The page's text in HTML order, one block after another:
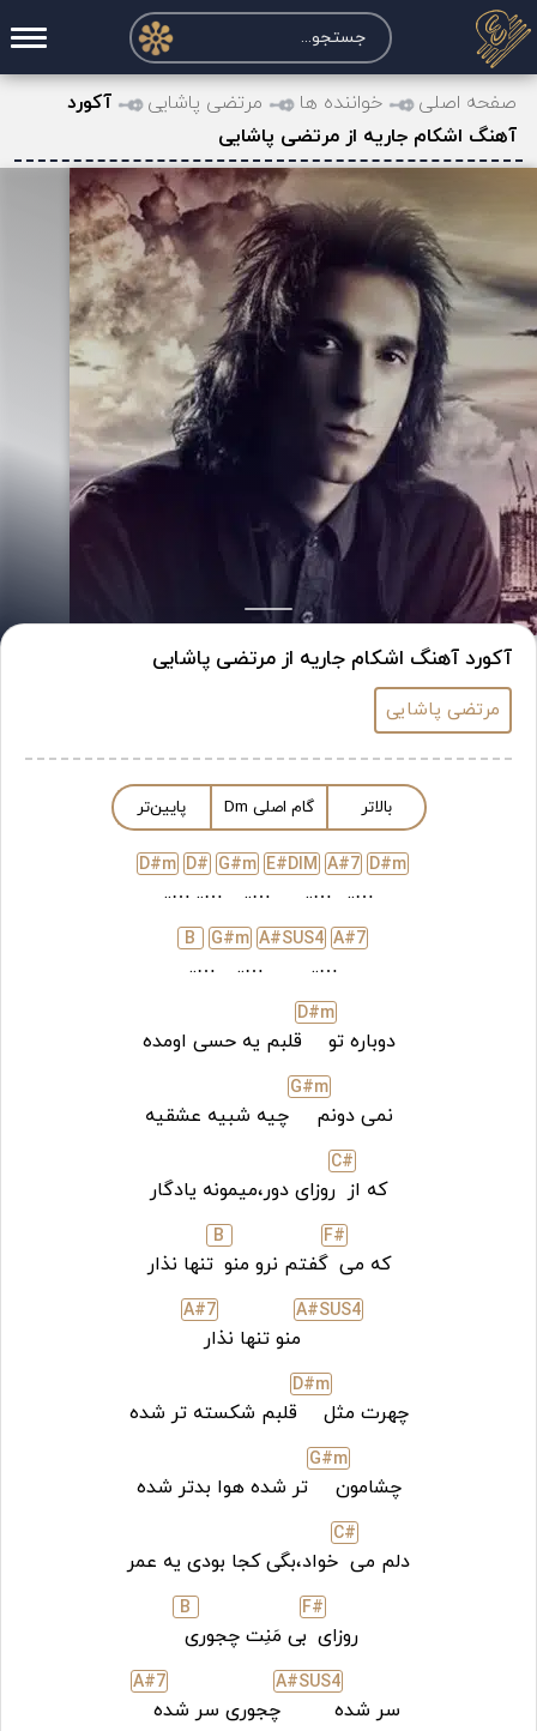
صفحه اصلی
درخواست آکورد
نت و تبلچر
تماس با ما
حساب کاربری
صفحه اصلی خواننده ها مرتضی پاشایی
آکورد
آهنگ اشکام جاریه از مرتضی پاشایی
آکورد آهنگ اشکام جاریه از مرتضی پاشایی
مرتضی پاشایی
بالاتر گام اصلی Dm پایین‌تر
D#m
…..
A#7
…..
E#DIM
…..
G#m
…..
D#
…..
D#m
A#7
…..
A#SUS4
…..
G#m
…..
B
دوباره تو
D#m
قلبم یه حسی اومده
نمی دونم
G#m
چیه شبیه عشقیه
که از
C#
روزای دور،میمونه یادگار
که می
F#
گفتم نرو منو
B
تنها نذار
A#SUS4
منو تنها نذار
A#7
چهرت مثل
D#m
قلبم شکسته تر شده
چشامون
G#m
تر شده هوا بدتر شده
دلم می
C#
خواد،بگی کجا بودی یه عمر
روزای
F#
بی مَنِت چجوری
B
سر شده
A#SUS4
چجوری سر شده
A#7